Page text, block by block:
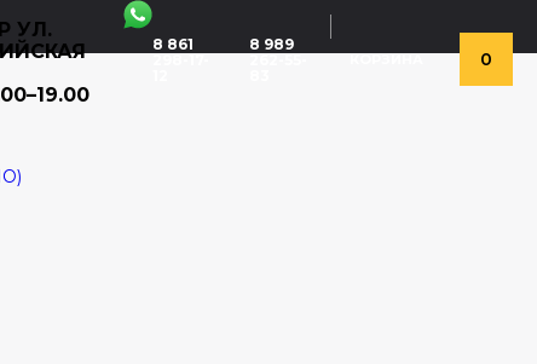
УЛ.
8 861
298-17-
8 989
262-55-
0